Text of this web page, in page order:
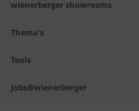
wienerberger showrooms
Thema's
Tools
Jobs@wienerberger